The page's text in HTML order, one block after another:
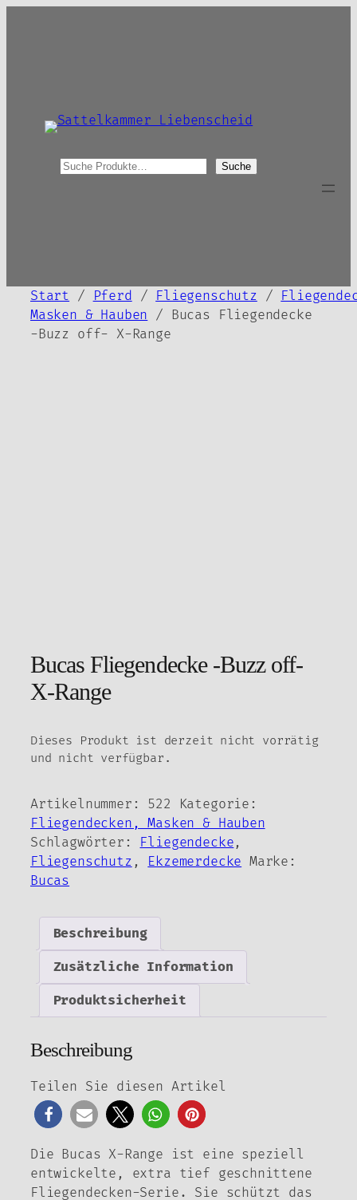
S
Suche
Start / Pferd / Fliegenschutz /
Masken & Hauben / Bucas Fliegendecke
-Buzz off- X-Range
Bucas Fliegendecke -Buzz off-
X-Range
Dieses Produkt ist derzeit nicht vorrätig
und nicht verfügbar.
Artikelnummer: 522
Kategorie:
Fliegendecken, Masken & Hauben
Schlagwörter: Fliegendecke ,
Fliegenschutz , Ekzemerdecke Marke:
Bucas
Beschreibung
Zusätzliche Information
Produktsicherheit
Beschreibung
Teilen Sie diesen Artikel
Die Bucas X-Range ist eine speziell
entwickelte, extra tief geschnittene
Fliegendecken-Serie. Sie schützt das